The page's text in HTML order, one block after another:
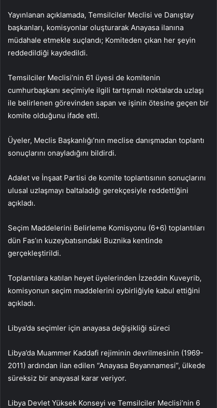
Yayınlanan açıklamada, Temsilciler Meclisi ve Danıştay
başkanları, komisyonlar oluşturarak Anayasa ilanına
müdahale etmekle suçlandı; Komiteden çıkan her şeyin
reddedildiği kaydedildi.
Temsilciler Meclisi’nin 61 üyesi de komitenin
cumhurbaşkanı seçimiyle ilgili tartışmalı noktalarda uzlaşı
ile belirlenen görevinden sapan ve işinin ötesine geçen bir
komite olduğunu ifade etti.
Üyeler, Meclis Başkanlığı’nın meclise danışmadan toplantı
sonuçlarını onayladığını bildirdi.
Adalet ve İnşaat Partisi de komite toplantısının sonuçlarını
ulusal uzlaşmayı baltaladığı gerekçesiyle reddettiğini
açıkladı.
Seçim Maddelerini Belirleme Komisyonu (6+6) toplantıları
dün Fas’ın kuzeybatısındaki Buznika kentinde
gerçekleştirildi.
Toplantılara katılan heyet üyelerinden İzzeddin Kuveyrib,
komisyonun seçim maddelerini oybirliğiyle kabul ettiğini
açıkladı.
Libya’da seçimler için anayasa değişikliği süreci
Libya’da Muammer Kaddafi rejiminin devrilmesinin (1969-
2011) ardından ilan edilen “Anayasa Beyannamesi”, ülkede
süreksiz bir anayasal karar veriyor.
Libya Devlet Yüksek Konseyi ve Temsilciler Meclisi’nin 6